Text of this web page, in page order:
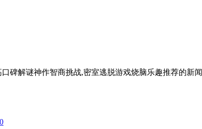
碑解谜神作智商挑战,密室逃脱游戏烧脑乐趣推荐的新闻